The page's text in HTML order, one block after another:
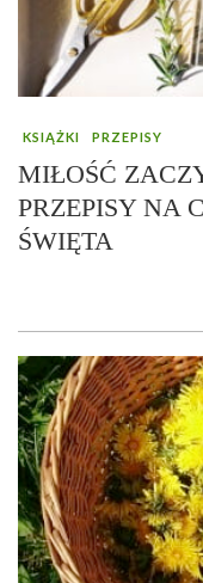
KSIĄŻKI PRZEPISY
MIŁOŚĆ
PRZEPISY NA
ŚWIĘTA